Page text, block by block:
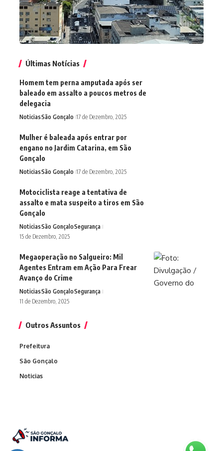
Últimas Notícias
Homem tem perna amputada após ser
baleado em assalto a poucos metros de
delegacia
NoticiasSão Gonçalo 17 de Dezembro, 2025
Mulher é baleada após entrar por
engano no Jardim Catarina, em São
Gonçalo
NoticiasSão Gonçalo 17 de Dezembro, 2025
Motociclista reage a tentativa de
assalto e mata suspeito a tiros em São
Gonçalo
NoticiasSão GonçaloSegurança
15 de Dezembro, 2025
Megaoperação no Salgueiro: Mil
Agentes Entram em Ação Para Frear
Avanço do Crime
NoticiasSão GonçaloSegurança
11 de Dezembro, 2025
Outros Assuntos
Prefeitura
São Gonçalo
Noticias